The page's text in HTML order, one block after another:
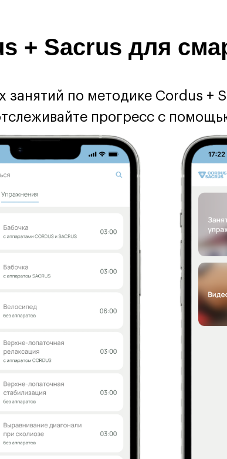
+ Sacrus для
по методике Cordus +
прогресс с